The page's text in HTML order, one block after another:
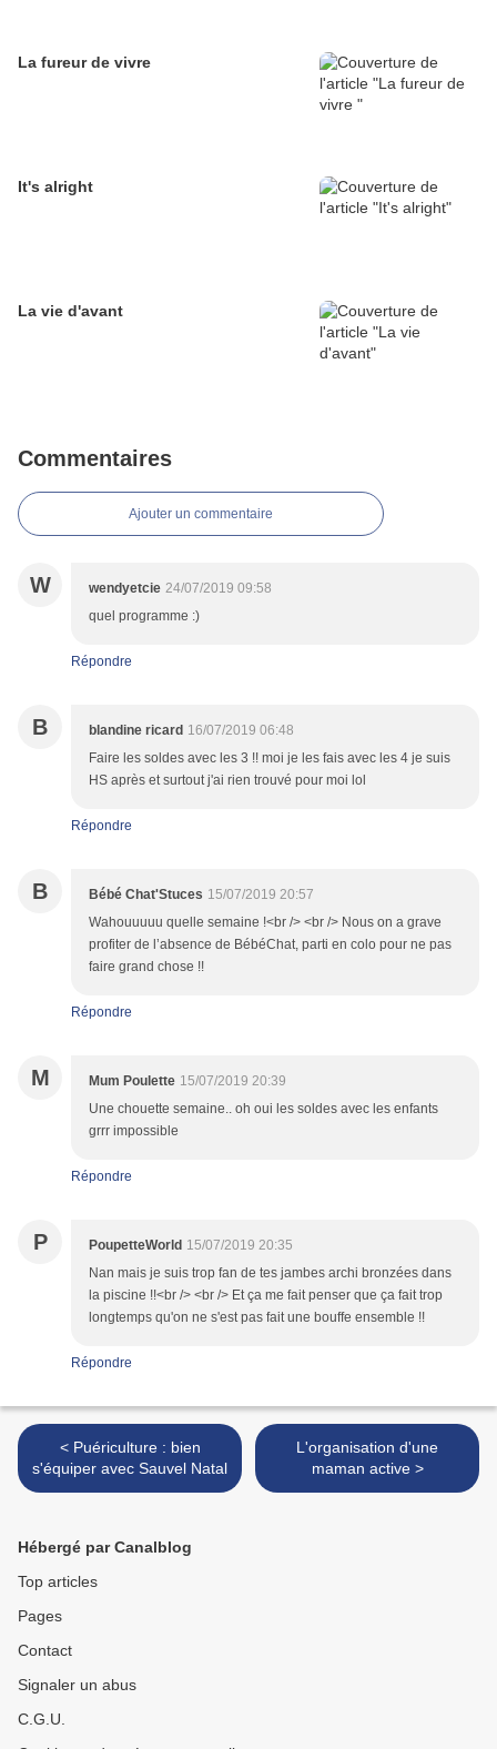
La fureur de vivre
It's alright
La vie d'avant
Commentaires
Ajouter un commentaire
W wendyetcie 24/07/2019 09:58
quel programme :)
Répondre
B blandine ricard 16/07/2019 06:48
Faire les soldes avec les 3 !! moi je les fais avec les 4 je suis
HS après et surtout j'ai rien trouvé pour moi lol
Répondre
B Bébé Chat'Stuces 15/07/2019 20:57
Wahouuuuu quelle semaine !<br /> <br /> Nous on a grave
profiter de l’absence de BébéChat, parti en colo pour ne pas
faire grand chose !!
Répondre
M Mum Poulette 15/07/2019 20:39
Une chouette semaine.. oh oui les soldes avec les enfants
grrr impossible
Répondre
P PoupetteWorld 15/07/2019 20:35
Nan mais je suis trop fan de tes jambes archi bronzées dans
la piscine !!<br /> <br /> Et ça me fait penser que ça fait trop
longtemps qu'on ne s'est pas fait une bouffe ensemble !!
Répondre
< Puériculture : bien
s'équiper avec Sauvel Natal
L'organisation d'une
maman active >
Hébergé par Canalblog
Top articles
Pages
Contact
Signaler un abus
C.G.U.